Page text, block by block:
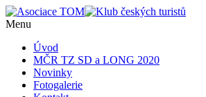
Menu
Úvod
MČR TZ SD a LONG 2020
Novinky
Fotogalerie